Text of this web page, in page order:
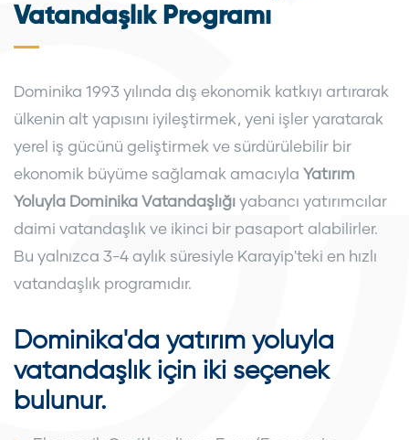
Vatandaşlık Programı
Dominika 1993 yılında dış ekonomik katkıyı artırarak
ülkenin alt yapısını iyileştirmek, yeni işler yaratarak
yerel iş gücünü geliştirmek ve sürdürülebilir bir
ekonomik büyüme sağlamak amacıyla Yatırım
Yoluyla Dominika Vatandaşlığıyabancı yatırımcılar
daimi vatandaşlık ve ikinci bir pasaport alabilirler.
Bu yalnızca 3-4 aylık süresiyle Karayip'teki en hızlı
vatandaşlık programıdır.
Dominika'da yatırım yoluyla
vatandaşlık için iki seçenek
bulunur.